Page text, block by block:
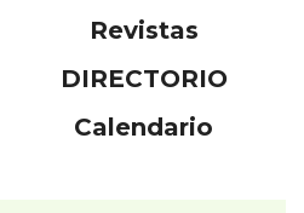
Revistas
DIRECTORIO
Calendario